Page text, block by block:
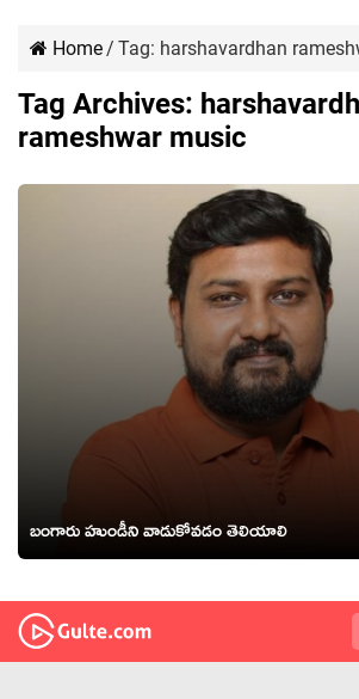
Home/ Tag: harshavardhan
Tag Archives:
rameshwar music
బంగారు హుండీని వాడుకోవడం తెలియాలి